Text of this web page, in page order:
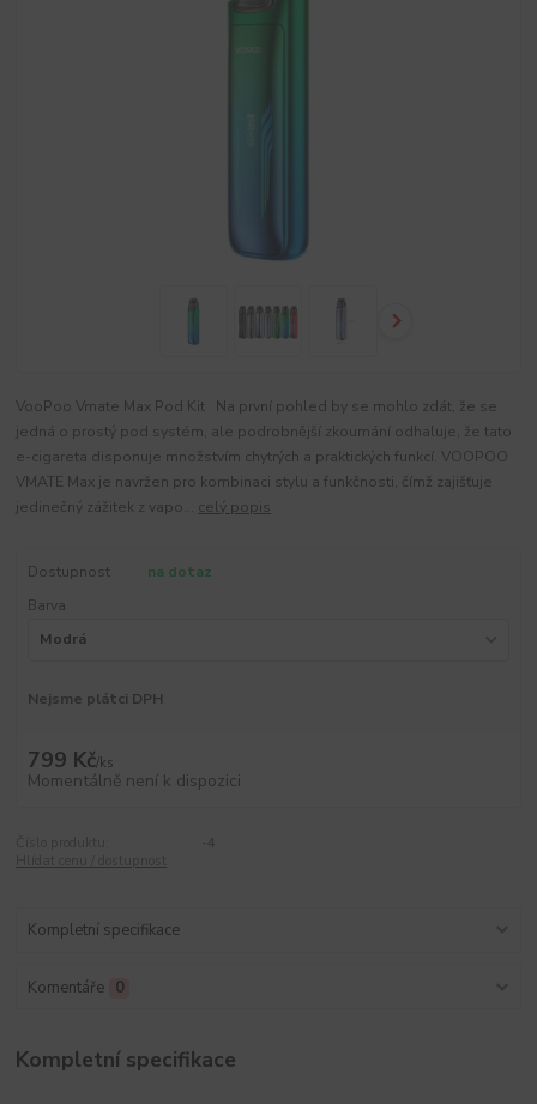
VooPoo Vmate Max Pod Kit Na první pohled by se mohlo zdát, že se
jedná o prostý pod systém, ale podrobnější zkoumání odhaluje, že tato
e-cigareta disponuje množstvím chytrých a praktických funkcí. VOOPOO
VMATE Max je navržen pro kombinaci stylu a funkčnosti, čímž zajišťuje
jedinečný zážitek z vapo... celý popis
Dostupnost
na dotaz
Barva
Nejsme plátci DPH
799 Kč/ks
Momentálně není k dispozici
Kompletní specifikace
Komentáře 0
Kompletní specifikace